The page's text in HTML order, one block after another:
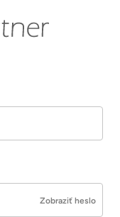
Zobraziť heslo